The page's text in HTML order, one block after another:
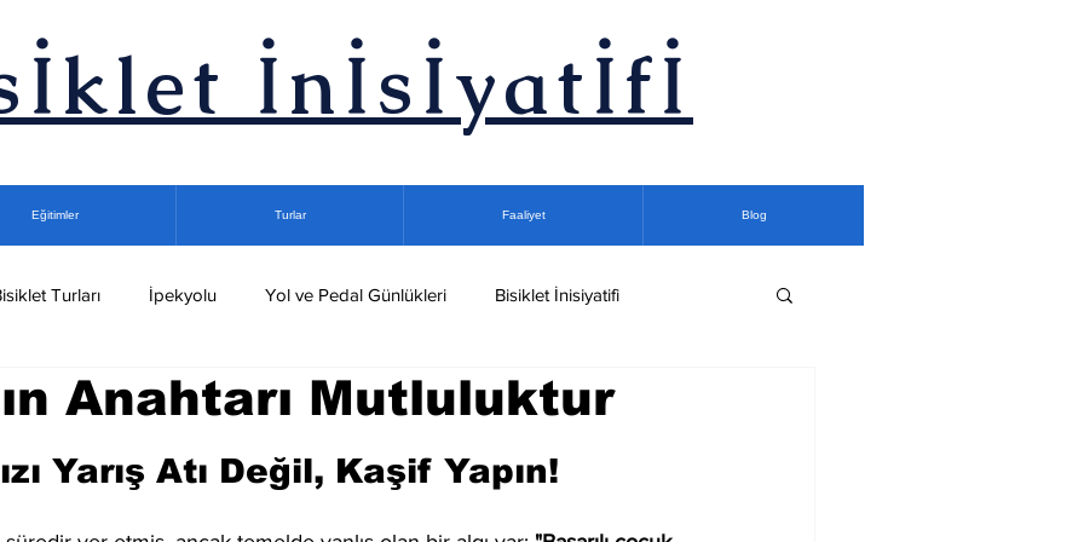
İnİsİyatİfİ
Eğitimler Turlar Faaliyet Blog
Turları İpekyolu Yol ve Pedal Günlükleri Bisiklet İnisiyatifi
Turları Gece Bisiklet Turu Kuşadası Bisiklet Kampları
Podcast
Anahtarı Mutluluktur
Yarış Atı Değil, Kaşif Yapın!